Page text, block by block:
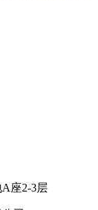
座2-3层